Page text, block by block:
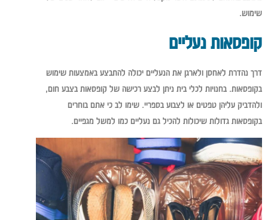
שימוש.
קופסאות נעליים
דרך נהדרת לאחסן ולארגן את הנעליים יכולה להתבצע באמצעות שימוש
בקופסאות. בחנויות לכלי בית ניתן לבצע רכישה של קופסאות בצבע חום,
ולהדביק עליהן טפטים או לצבוע בספריי. שימו לב כי אתם בוחרים
בקופסאות גדולות שיכולות להכיל גם נעליים כמו למשל מגפיים.